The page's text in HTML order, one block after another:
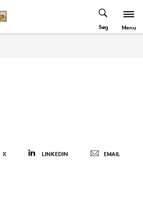
Søg Menu
X LINKEDIN EMAIL